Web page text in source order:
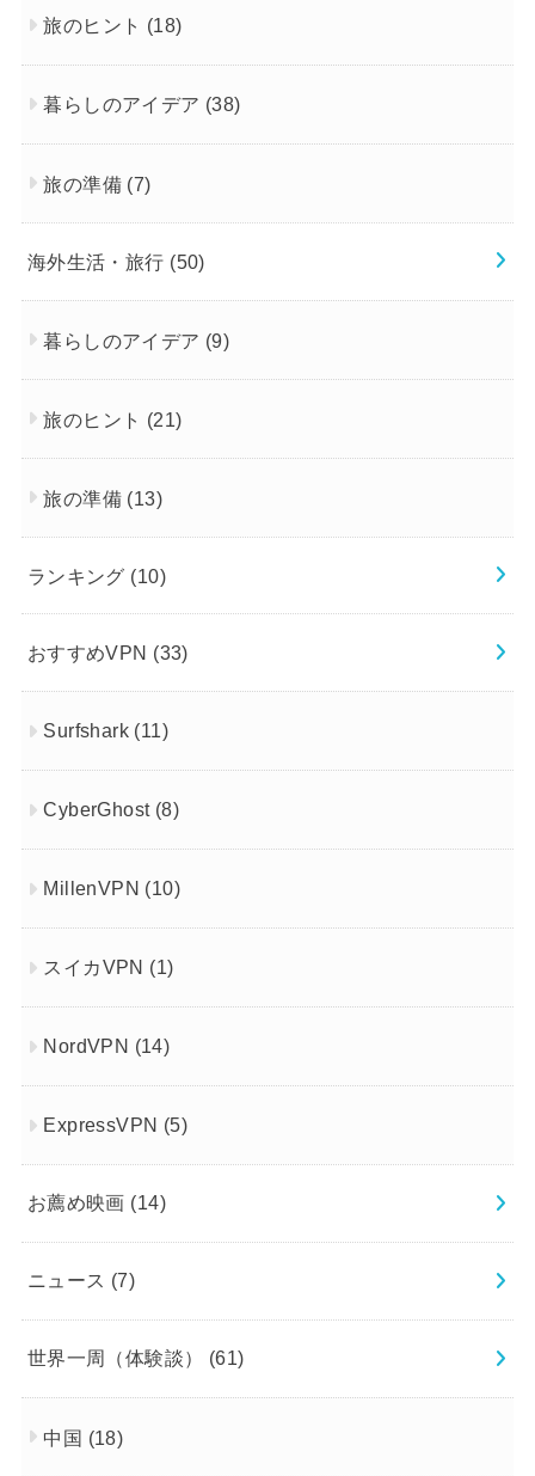
旅のヒント (18)
暮らしのアイデア (38)
旅の準備 (7)
海外生活・旅行 (50)
暮らしのアイデア (9)
旅のヒント (21)
旅の準備 (13)
ランキング (10)
おすすめVPN (33)
Surfshark (11)
CyberGhost (8)
MillenVPN (10)
スイカVPN (1)
NordVPN (14)
ExpressVPN (5)
お薦め映画 (14)
ニュース (7)
世界一周（体験談） (61)
中国 (18)